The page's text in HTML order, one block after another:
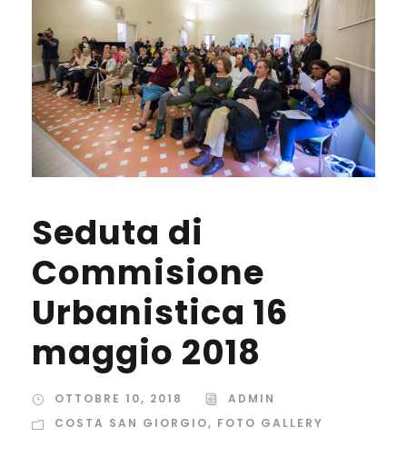
Seduta di
Commisione
Urbanistica 16
maggio 2018
OTTOBRE 10, 2018
ADMIN
COSTA SAN GIORGIO, FOTO GALLERY